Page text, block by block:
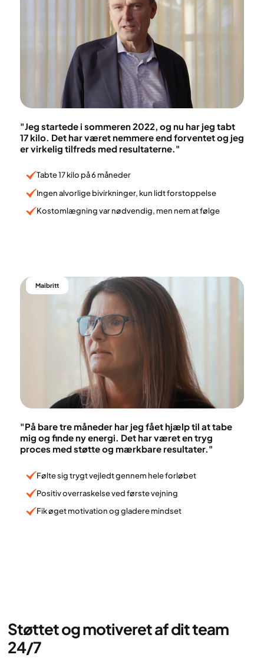
"Jeg startede i sommeren 2022, og nu har jeg tabt
17 kilo. Det har været nemmere end forventet og jeg
er virkelig tilfreds med resultaterne."
Tabte 17 kilo på 6 måneder
Ingen alvorlige bivirkninger, kun lidt forstoppelse
Kostomlægning var nødvendig, men nem at følge
Maibritt
"På bare tre måneder har jeg fået hjælp til at tabe
mig og finde ny energi. Det har været en tryg
proces med støtte og mærkbare resultater."
Følte sig trygt vejledt gennem hele forløbet
Positiv overraskelse ved første vejning
Fik øget motivation og gladere mindset
Støttet og motiveret af dit team
24/7